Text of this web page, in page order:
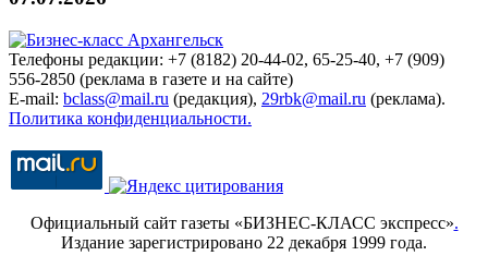
Телефоны редакции: +7 (8182) 20-44-02, 65-25-40, +7 (909)
556-2850 (реклама в газете и на сайте)
E-mail: bclass@mail.ru (редакция), 29rbk@mail.ru (реклама).
Политика конфиденциальности.
Официальный сайт газеты «БИЗНЕС-КЛАСС экспресс».
Издание зарегистрировано 22 декабря 1999 года.